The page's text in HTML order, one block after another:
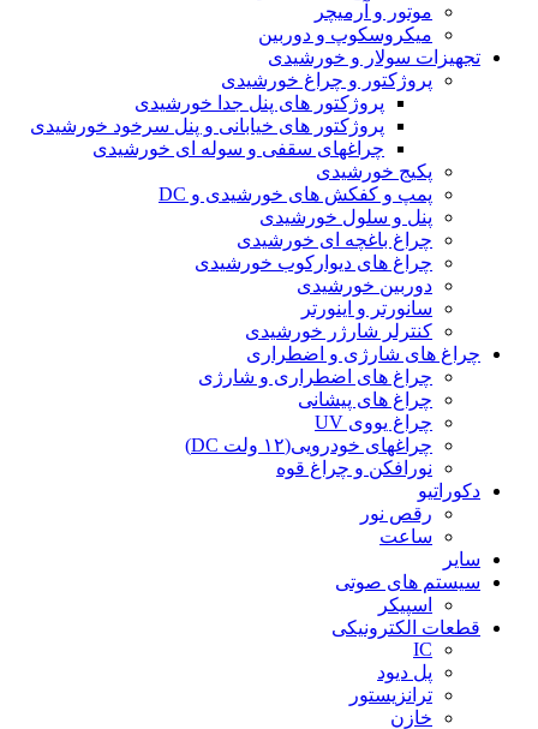
موتور و آرمیچر
میکروسکوپ و دوربین
تجهیزات سولار و خورشیدی
پروژکتور و چراغ خورشیدی
پروژکتور های پنل جدا خورشیدی
پروژکتور های خیابانی و پنل سرخود خورشیدی
چراغهای سقفی و سوله ای خورشیدی
پکیج خورشیدی
پمپ و کفکش های خورشیدی و DC
پنل و سلول خورشیدی
چراغ باغچه ای خورشیدی
چراغ های دیوارکوب خورشیدی
دوربین خورشیدی
سانورتر و اینورتر
کنترلر شارژر خورشیدی
چراغ های شارژی و اضطراری
چراغ های اضطراری و شارژی
چراغ های پیشانی
چراغ یووی UV
چراغهای خودرویی(۱۲ ولت DC)
نورافکن و چراغ قوه
دکوراتیو
رقص نور
ساعت
سایر
سیستم های صوتی
اسپیکر
قطعات الکترونیکی
IC
پل دیود
ترانزیستور
خازن